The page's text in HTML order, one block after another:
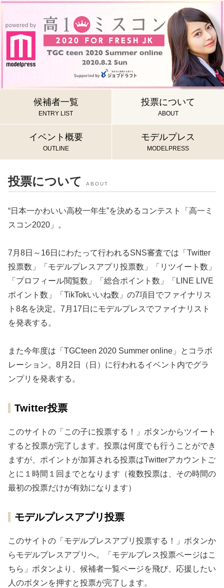
候補者一覧
ENTRY LIST
投票について
ABOUT
イベント概要
OUTLINE
モデルプレス
MODELPRESS
投票について ABOUT
“日本一かわいい高校一年生”を決めるコンテスト「高一ミ
スコン2020」。
7月8日～16日にわたって行われるSNS審査では「Twitter
投票数」「モデルプレスアプリ投票数」「リツイート数」
「プロフィール閲覧数」「総合ポイント数」「LINE LIVE
ポイント数」「TikTokいいね数」の7項目でファイナリス
ト8名を決定。7月17日にモデルプレスでファイナリスト
を発表する。
また今年度は「TGCteen 2020 Summer online」とコラボ
レーション。8月2日（日）に行われるイベント内でグラ
ンプリを発表する。
Twitter投票
このサイトの「この子に投票する！」ボタンからツイート
すると投票が完了します。投票は何度でも行うことができ
ますが、ポイントが加算される投票はTwitterアカウントご
とに１時間１回までとなります（複数投票は、その時間の
最初の投票だけが有効になります）
モデルプレスアプリ投票
このサイトの「モデルプレスアプリ投票する！」ボタンか
らモデルプレスアプリへ。「モデルプレス投票ページはこ
ちら」ボタンより、候補者一覧ページを飛び、応援したい
人のボタンを押すと投票が完了します。